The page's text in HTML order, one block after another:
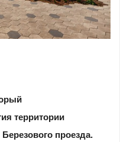
территории
проезда.